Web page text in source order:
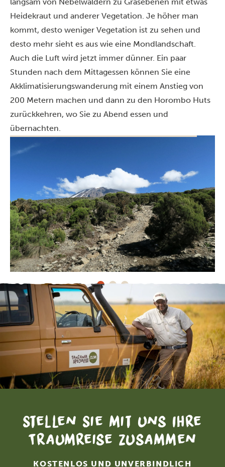
Heidekraut und anderer Vegetation. Je höher man
kommt, desto weniger Vegetation ist zu sehen und
desto mehr sieht es aus wie eine Mondlandschaft.
Auch die Luft wird jetzt immer dünner. Ein paar
Stunden nach dem Mittagessen können Sie eine
Akklimatisierungswanderung mit einem Anstieg von
200 Metern machen und dann zu den Horombo Huts
zurückkehren, wo Sie zu Abend essen und
übernachten.
Stellen Sie mit uns Ihre
Traumreise zusammen
KOSTENLOS UND UNVERBINDLICH